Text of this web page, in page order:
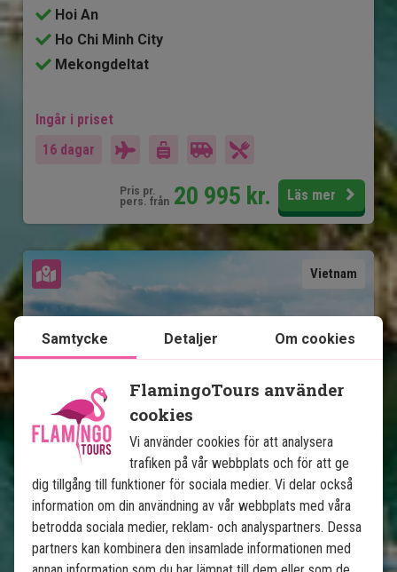
Hoi An
Ho Chi Minh City
Mekongdeltat
Ingår i priset
16 dagar
Pris pr.
pers. från 20 995 kr. Läs mer
Vietnam
Se karta
Vietnam från norr till söder med
badsemester på Phu Quoc
Rekommenderad till vintersemestern
10 nätter tur- och returresa med chaufför
3 nätter strandsemester på Phu Quoc
Samtycke Detaljer Om cookies
FlamingoTours använder
cookies
Vi använder cookies för att analysera
trafiken på vår webbplats och för att ge
dig tillgång till funktioner för sociala medier. Vi delar också
information om din användning av vår webbplats med våra
betrodda sociala medier, reklam- och analyspartners. Dessa
partners kan kombinera den insamlade informationen med